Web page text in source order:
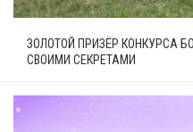
ЗОЛОТОЙ ПРИЗЁР КОНКУРСА
СВОИМИ СЕКРЕТАМИ